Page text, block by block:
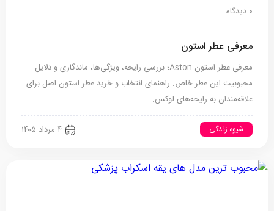
0 دیدگاه
معرفی عطر استون
معرفی عطر استون Aston؛ بررسی رایحه، ویژگی‌ها، ماندگاری و دلایل
محبوبیت این عطر خاص. راهنمای انتخاب و خرید عطر استون اصل برای
علاقه‌مندان به رایحه‌های لوکس.
شیوه زندگی ۴ مرداد ۱۴۰۵